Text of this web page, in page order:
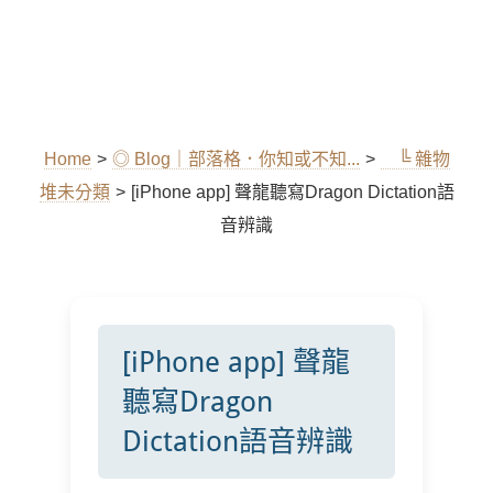
Home > ◎ Blog｜部落格．你知或不知... >
╚ 雜物
堆未分類 > [iPhone app] 聲龍聽寫Dragon Dictation語
音辨識
[iPhone app] 聲龍
聽寫Dragon
Dictation語音辨識